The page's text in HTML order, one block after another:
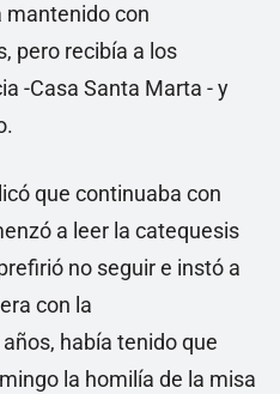
mantenido con
pero recibía a los
-Casa Santa Marta - y
que continuaba con
a leer la catequesis
no seguir e instó a
con la
había tenido que
la homilía de la misa